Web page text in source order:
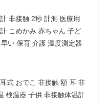
非接触 2秒 計測 医療用
こめかみ 赤ちゃん 子ど
い 保育 介護 温度測定器
式 おでこ 非接触 額 耳 非
検温器 子供 非接触体温計